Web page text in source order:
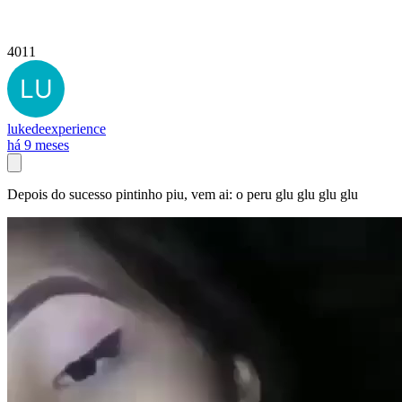
4011
lukedeexperience
há 9 meses
Depois do sucesso pintinho piu, vem ai: o peru glu glu glu glu